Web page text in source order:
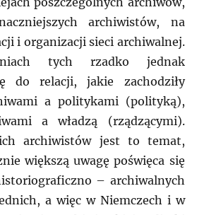
archiwistów, na
i organizacji sieci archiwalnej.
tych rzadko jednak
do relacji, jakie zachodziły
a politykami (polityką),
a władzą (rządzącymi).
archiwistów jest to temat,
większą uwagę poświęca się
– archiwalnych
a więc w Niemczech i w